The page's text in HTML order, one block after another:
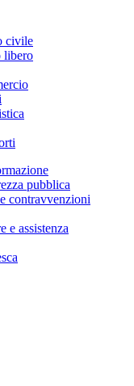
civile
libero
pubblica
contravvenzioni
e assistenza